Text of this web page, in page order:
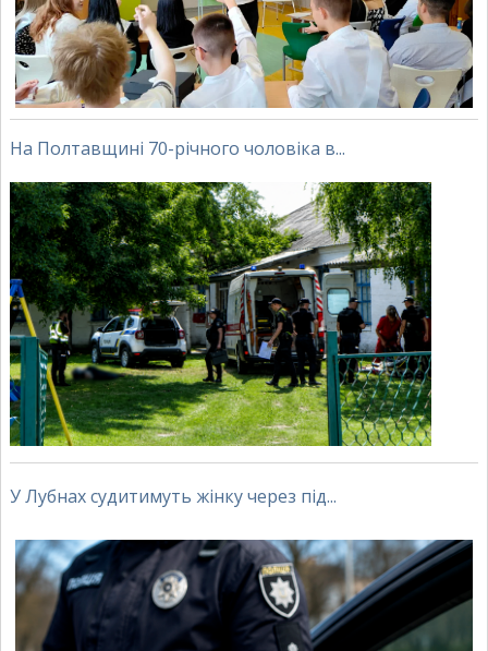
На Полтавщині 70-річного чоловіка в...
У Лубнах судитимуть жінку через під...